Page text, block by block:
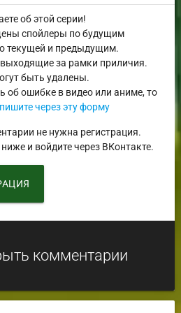
об этой серии!
спойлеры по будущим
текущей и предыдущим.
за рамки приличия.
быть удалены.
об ошибке в видео или аниме, то
через эту форму
не нужна регистрация.
и войдите через ВКонтакте.
комментарии